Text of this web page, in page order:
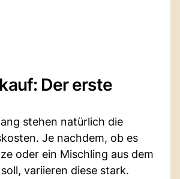
Der erste
stehen natürlich die
Je nachdem, ob es
oder ein Mischling aus dem
variieren diese stark.